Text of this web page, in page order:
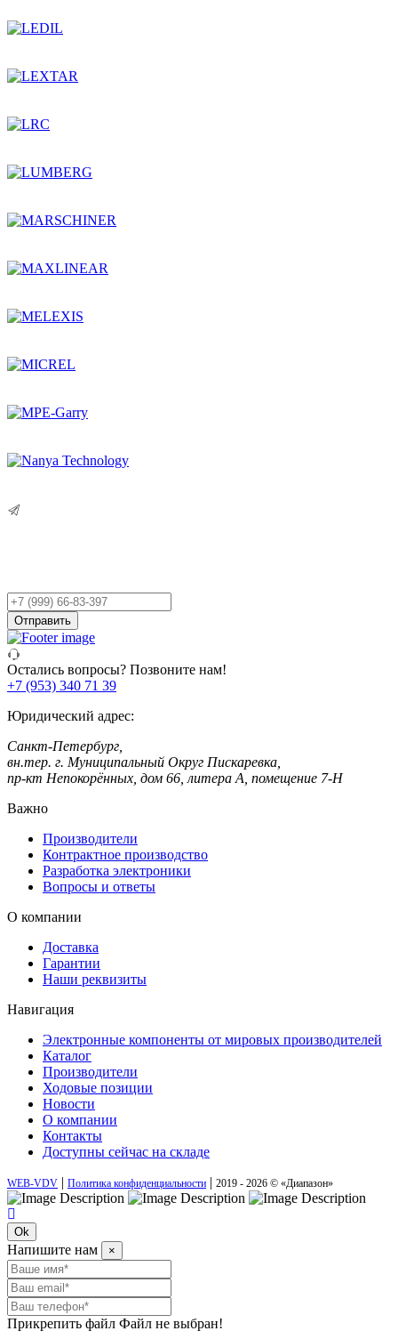
Ваш
телефон
Отправить
Остались вопросы? Позвоните нам!
+7 (953) 340 71 39
Юридический адрес:
Санкт-Петербург,
вн.тер. г. Муниципальный Округ Пискаревка,
пр-кт Непокорённых, дом 66, литера А, помещение 7-Н
Важно
Производители
Контрактное производство
Разработка электроники
Вопросы и ответы
О компании
Доставка
Гарантии
Наши реквизиты
Навигация
Электронные компоненты от мировых производителей
Каталог
Производители
Ходовые позиции
Новости
О компании
Контакты
Доступны сейчас на складе
WEB-VDV | Политика конфиденциальности | 2019 - 2026 © «Диапазон»
Ok
Напишите нам ×
Прикрепить файл Файл не выбран!